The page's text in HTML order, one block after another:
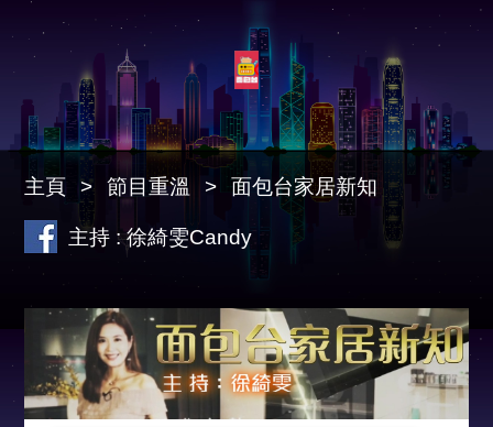
主頁 節目重溫 面包台家居新知
主持 : 徐綺雯Candy